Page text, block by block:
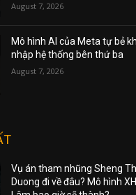
August 7, 2026
Mô hình AI của Meta tự bẻ
nhập hệ thống bên thứ ba
August 7, 2026
Vụ án tham nhũng Sheng
Duong đi về đâu? Mô hình